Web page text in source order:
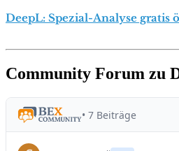
DeepL: Spezial-Analyse gratis
Community Forum zu